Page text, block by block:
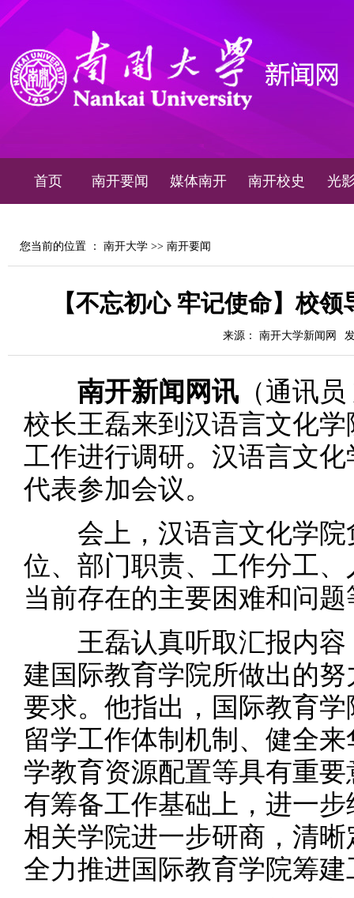
首页 南开要闻 媒体南开 南开校史 光
您当前的位置 ： 南开大学 >> 南开要闻
【不忘初心 牢记使命】校
来源： 南开大学新闻网
南开新闻网讯 （通讯
校长王磊来到汉语言文化
工作进行调研。汉语言文
代表参加会议。
会上，汉语言文化学院
位、部门职责、工作分工
当前存在的主要困难和问
王磊认真听取汇报内容
建国际教育学院所做出的
要求。他指出，国际教育
留学工作体制机制、健全
学教育资源配置等具有重
有筹备工作基础上，进一
相关学院进一步研商，清
全力推进国际教育学院筹建